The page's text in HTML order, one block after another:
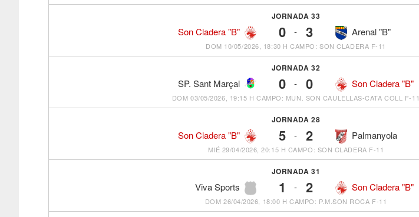
JORNADA 33
Son Cladera "B" 0 - Arenal "B"
3
DOM 10/05/2026, 18:30 H CAMPO: SON CLADERA F-11
JORNADA 32
SP. Sant Marçal 0 - Son Cladera "B"
0
DOM 03/05/2026, 19:15 H CAMPO: MUN. SON CAULELLAS-CATA COLL F-11
JORNADA 28
Son Cladera "B" 5 - Palmanyola
2
MIÉ 29/04/2026, 20:15 H CAMPO: SON CLADERA F-11
JORNADA 31
Viva Sports 1 - Son Cladera "B"
2
DOM 26/04/2026, 18:00 H CAMPO: P.M.SON ROCA F-11